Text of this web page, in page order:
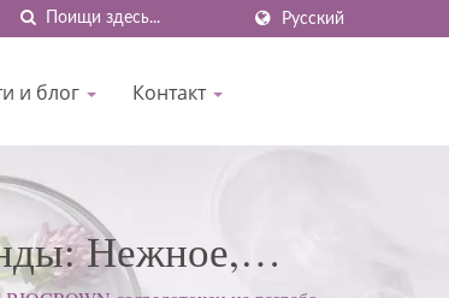
Русский
и блог Контакт
Нежное,